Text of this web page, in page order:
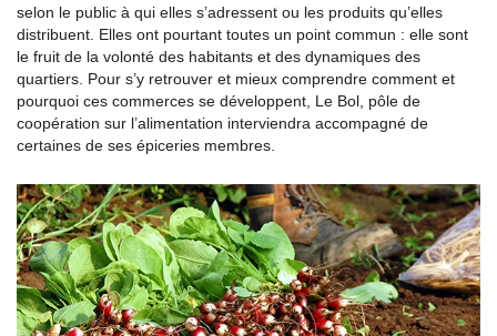
selon le public à qui elles s’adressent ou les produits qu’elles
distribuent. Elles ont pourtant toutes un point commun : elle sont
le fruit de la volonté des habitants et des dynamiques des
quartiers. Pour s’y retrouver et mieux comprendre comment et
pourquoi ces commerces se développent, Le Bol, pôle de
coopération sur l’alimentation interviendra accompagné de
certaines de ses épiceries membres.